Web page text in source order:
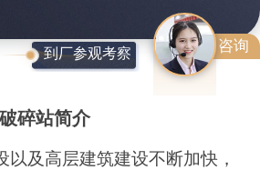
咨询
到厂参观考察
碎站简介
以及高层建筑建设不断加快，